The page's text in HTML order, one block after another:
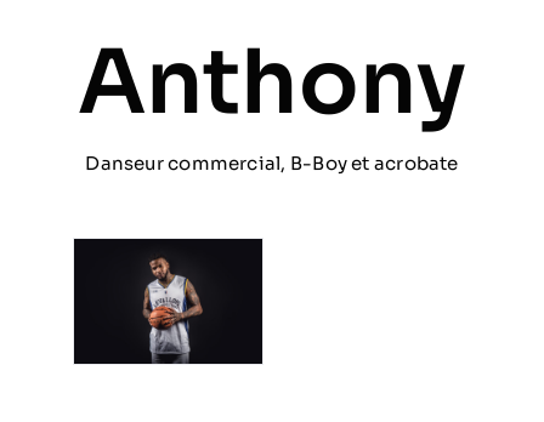
Prestations
Artistes
Galerie
Anthony
Danseur commercial, B-Boy et acrobate